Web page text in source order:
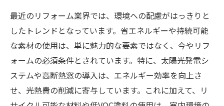
最近のリフォーム業界では、環境への配慮がはっきりと
したトレンドとなっています。省エネルギーや持続可能
な素材の使用は、単に魅力的な要素ではなく、今やリフ
ォームの必須条件とされています。特に、太陽光発電シ
ステムや高断熱窓の導入は、エネルギー効率を向上さ
せ、光熱費の削減に寄与しています。これに加えて、リ